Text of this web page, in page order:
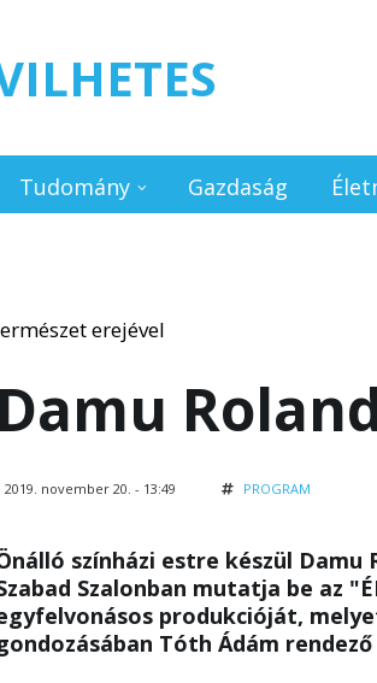
Tudomány Gazdaság
Damu
2019. november 20. - 13:49 PROGRAM
színházi estre készül Damu
Szalonban mutatja be az
produkcióját,
Tóth Ádám